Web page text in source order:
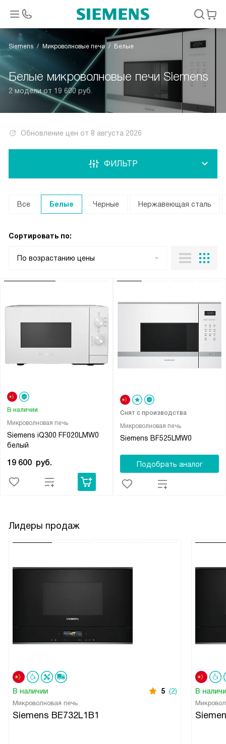
Siemens Микроволновые печи Белые
Белые микроволновые печи Siemens
2 модели от 19 600 руб.
Обновление цен от 8 августа 2026
ФИЛЬТР
Все Белые Черные Нержавеющая сталь
Сортировать по:
По возрастанию цены
Микроволновая печь
Siemens iQ300 FF020LMW0
белый
В наличии
19 600 руб.
Микроволновая печь
Siemens BF525LMW0
Снят с производства
Подобрать аналог
Лидеры продаж
В наличии 5 (2)
Микроволновая печь
Siemens BE732L1B1
В